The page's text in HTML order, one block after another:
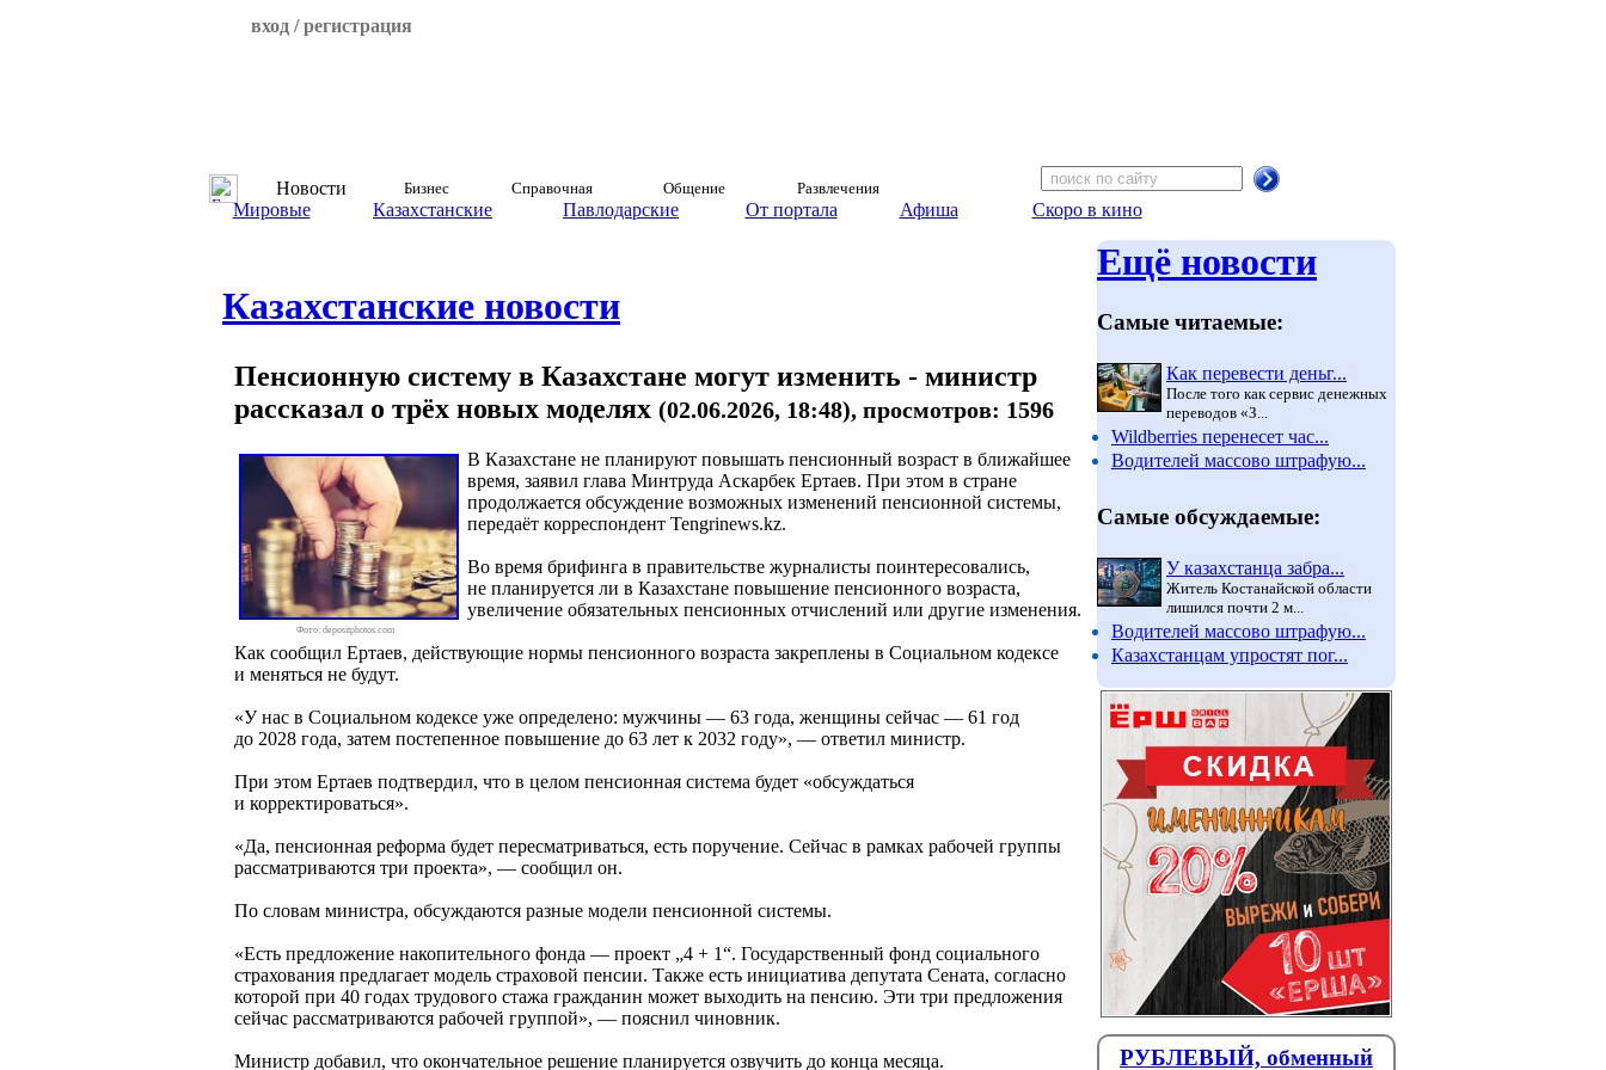
вход / регистрация
Новости Бизнес Справочная Общение Развлечения
Мировые Казахстанские Павлодарские От портала Афиша Скоро в кино
Казахстанские новости
Пенсионную систему в Казахстане могут изменить - министр
рассказал о трёх новых моделях (02.06.2026, 18:48), просмотров: 1596
Фото: depositphotos.com
В Казахстане не планируют повышать пенсионный возраст в ближайшее
время, заявил глава Минтруда Аскарбек Ертаев. При этом в стране
продолжается обсуждение возможных изменений пенсионной системы,
передаёт корреспондент Tengrinews.kz.
Во время брифинга в правительстве журналисты поинтересовались,
не планируется ли в Казахстане повышение пенсионного возраста,
увеличение обязательных пенсионных отчислений или другие изменения.
Как сообщил Ертаев, действующие нормы пенсионного возраста закреплены в Социальном кодексе
и меняться не будут.
«У нас в Социальном кодексе уже определено: мужчины — 63 года, женщины сейчас — 61 год
до 2028 года, затем постепенное повышение до 63 лет к 2032 году», — ответил министр.
При этом Ертаев подтвердил, что в целом пенсионная система будет «обсуждаться
и корректироваться».
«Да, пенсионная реформа будет пересматриваться, есть поручение. Сейчас в рамках рабочей группы
рассматриваются три проекта», — сообщил он.
По словам министра, обсуждаются разные модели пенсионной системы.
«Есть предложение накопительного фонда — проект „4 + 1“. Государственный фонд социального
страхования предлагает модель страховой пенсии. Также есть инициатива депутата Сената, согласно
которой при 40 годах трудового стажа гражданин может выходить на пенсию. Эти три предложения
сейчас рассматриваются рабочей группой», — пояснил чиновник.
Министр добавил, что окончательное решение планируется озвучить до конца месяца.
Ещё новости
Самые читаемые:
Как перевести деньг...
После того как сервис денежных
переводов «З...
Wildberries перенесет час...
Водителей массово штрафую...
Самые обсуждаемые:
У казахстанца забра...
Житель Костанайской области
лишился почти 2 м...
Водителей массово штрафую...
Казахстанцам упростят пог...
РУБЛЕВЫЙ, обменный